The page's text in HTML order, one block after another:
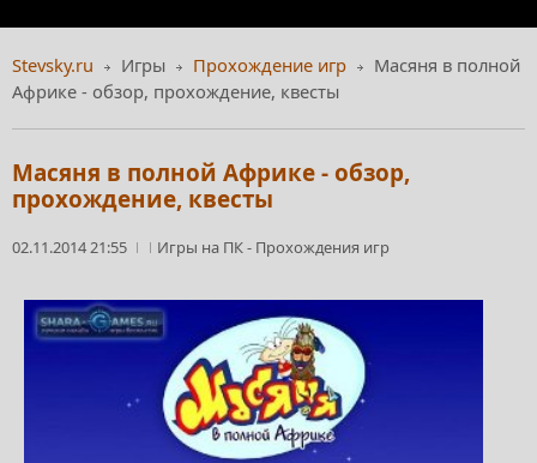
Stevsky.ru Игры Прохождение игр
Масяня в полной
Африке - обзор, прохождение, квесты
Масяня в полной Африке - обзор,
прохождение, квесты
02.11.2014 21:55 Игры на ПК- Прохождения игр